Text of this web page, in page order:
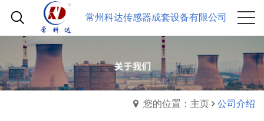
常州科达传感器成套设备有限公司
您的位置：主页 公司介绍